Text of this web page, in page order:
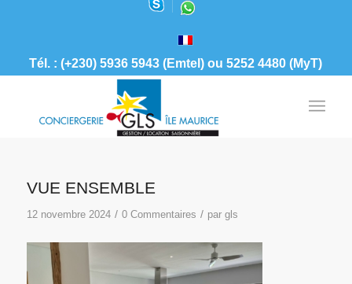
Tél. : (+230) 5936 5943 (Emtel) ou 5252 4480 (MyT)
VUE ENSEMBLE
12 novembre 2024 / 0 Commentaires / par gls